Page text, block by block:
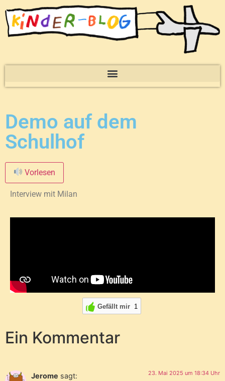
Demo auf dem
Schulhof
Vorlesen
Interview mit Milan
Gefällt mir 1
Ein Kommentar
Jerome sagt: 23. Mai 2025 um 18:34 Uhr